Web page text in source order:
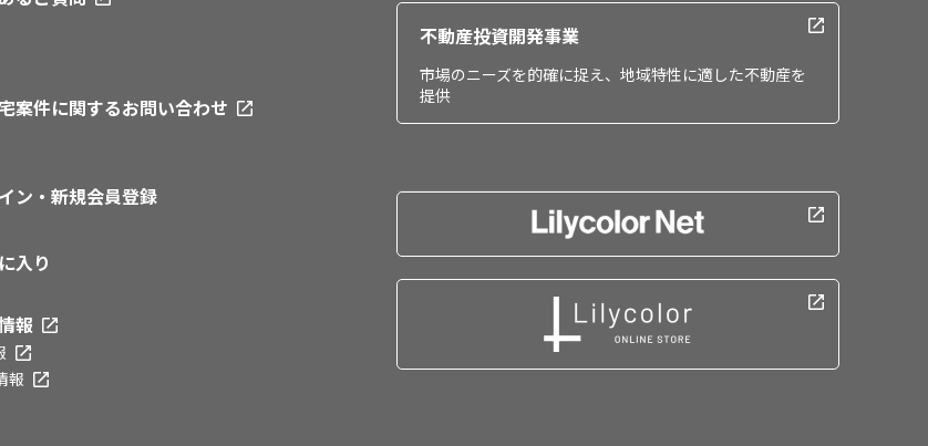
案件に関するお問い合わせ
ン・新規会員登録
入り
報
報
不動産投資開発事業
市場のニーズを的確に捉え、地域特性に適した不動産を
提供